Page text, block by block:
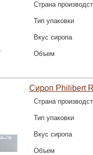
Страна
Тип упаковки
Вкус сиропа
Объем
Сироп Philibert
Страна
Тип упаковки
Вкус сиропа
Объем